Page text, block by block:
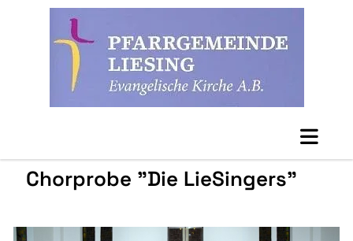
Chorprobe "Die LieSingers"